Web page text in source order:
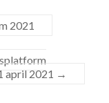
2021
april 2021 →